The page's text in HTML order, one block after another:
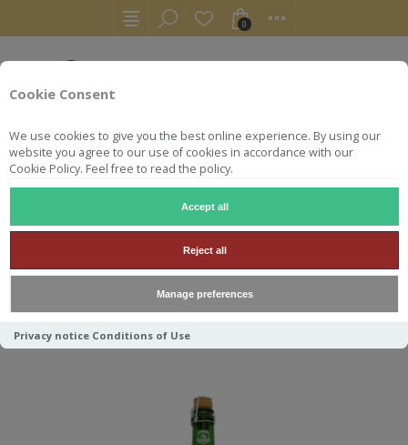
Cookie Consent
We use cookies to give you the best online experience. By using our
website you agree to our use of cookies in accordance with our
Cookie Policy. Feel free to read the policy.
Accept all
Reject all
Manage preferences
Privacy notice Conditions of Use
0
OUD BEERSEL